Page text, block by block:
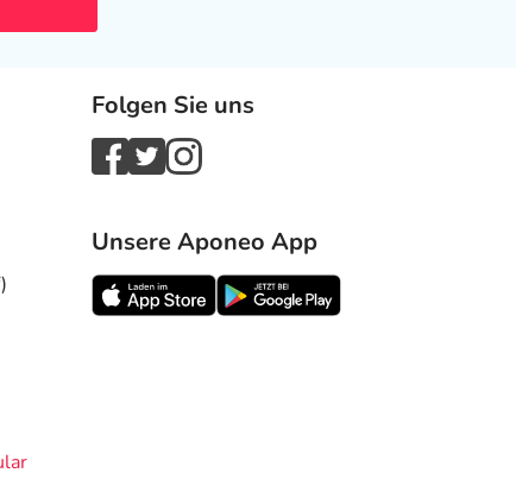
Folgen Sie uns
Unsere Aponeo App